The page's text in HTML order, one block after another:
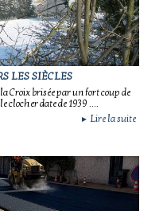
LES SIÈCLES
Croix brisée par un fort coup de
clocher date de 1939 ....
► Lire la suite